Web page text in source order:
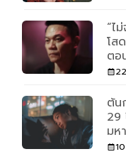
“ไ
โส
ตอ
ต้น
29
มห